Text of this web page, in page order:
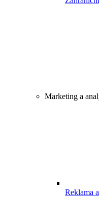
Marketing a
Reklama